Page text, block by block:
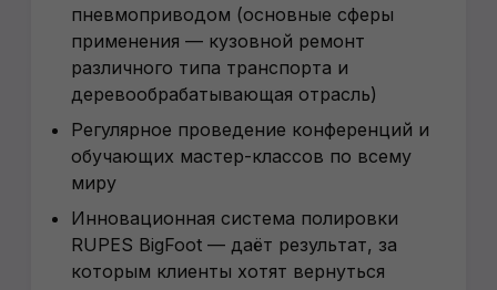
пневмоприводом (основные сферы
применения — кузовной ремонт
различного типа транспорта и
деревообрабатывающая отрасль)
Регулярное проведение конференций и
обучающих мастер-классов по всему
миру
Инновационная система полировки
RUPES BigFoot — даёт результат, за
которым клиенты хотят вернуться